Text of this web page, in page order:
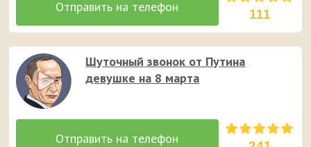
111
Шуточный звонок от Путина
девушке на 8 марта